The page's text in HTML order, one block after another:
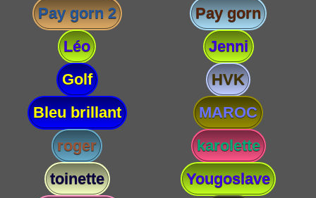
Pay gorn 2
Pay gorn
Léo
Jenni
Golf
HVK
Bleu brillant
MAROC
roger
karolette
toinette
Yougoslave